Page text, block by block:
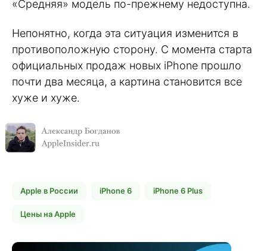
«Средняя» модель по-прежнему недоступна.
Непонятно, когда эта ситуация изменится в
противоположную сторону. С момента старта
официальных продаж новых iPhone прошло
почти два месяца, а картина становится все
хуже и хуже.
Apple в России iPhone 6 iPhone 6 Plus
Цены на Apple